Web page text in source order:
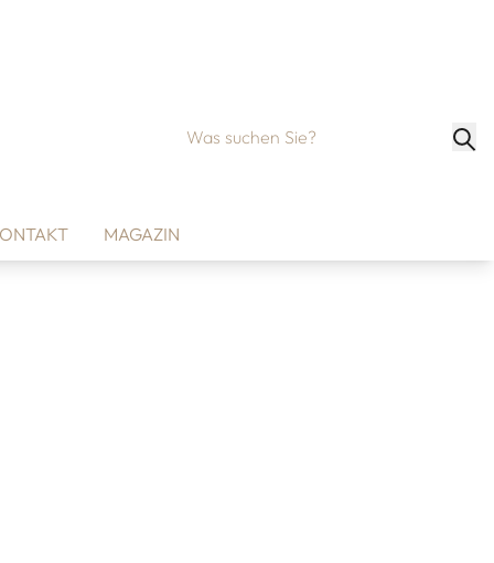
MAGAZIN